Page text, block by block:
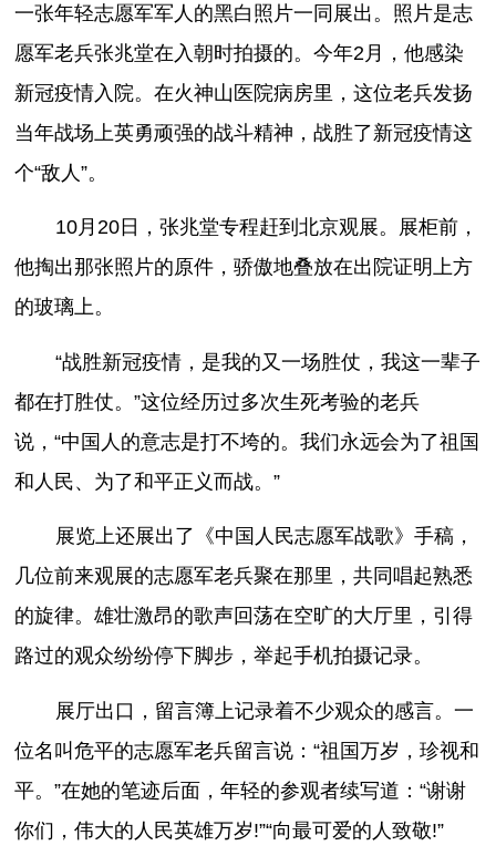
一张年轻志愿军军人的黑白照片一同展出。照片是志
愿军老兵张兆堂在入朝时拍摄的。今年2月，他感染
新冠疫情入院。在火神山医院病房里，这位老兵发扬
当年战场上英勇顽强的战斗精神，战胜了新冠疫情这
个“敌人”。
10月20日，张兆堂专程赶到北京观展。展柜前，
他掏出那张照片的原件，骄傲地叠放在出院证明上方
的玻璃上。
“战胜新冠疫情，是我的又一场胜仗，我这一辈子
都在打胜仗。”这位经历过多次生死考验的老兵
说，“中国人的意志是打不垮的。我们永远会为了祖国
和人民、为了和平正义而战。”
展览上还展出了《中国人民志愿军战歌》手稿，
几位前来观展的志愿军老兵聚在那里，共同唱起熟悉
的旋律。雄壮激昂的歌声回荡在空旷的大厅里，引得
路过的观众纷纷停下脚步，举起手机拍摄记录。
展厅出口，留言簿上记录着不少观众的感言。一
位名叫危平的志愿军老兵留言说：“祖国万岁，珍视和
平。”在她的笔迹后面，年轻的参观者续写道：“谢谢
你们，伟大的人民英雄万岁!”“向最可爱的人致敬!”